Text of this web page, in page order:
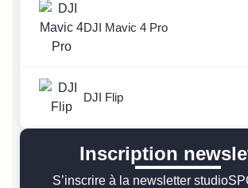
DJI Mavic 4 Pro
DJI Flip
Inscription
S’inscrire à la newsletter